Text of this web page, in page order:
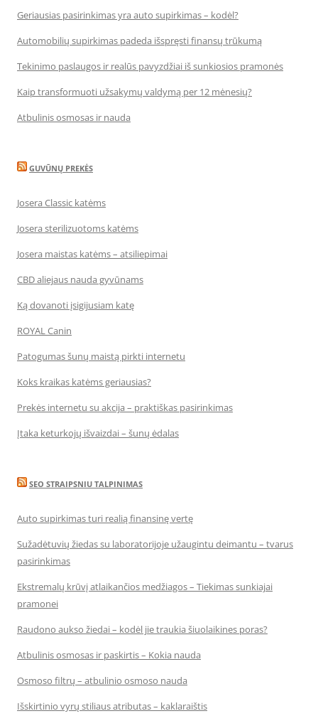
Geriausias pasirinkimas yra auto supirkimas – kodėl?
Automobilių supirkimas padeda išspręsti finansų trūkumą
Tekinimo paslaugos ir realūs pavyzdžiai iš sunkiosios pramonės
Kaip transformuoti užsakymų valdymą per 12 mėnesių?
Atbulinis osmosas ir nauda
GUVŪNŲ PREKĖS
Josera Classic katėms
Josera sterilizuotoms katėms
Josera maistas katėms – atsiliepimai
CBD aliejaus nauda gyvūnams
Ką dovanoti įsigijusiam katę
ROYAL Canin
Patogumas šunų maistą pirkti internetu
Koks kraikas katėms geriausias?
Prekės internetu su akcija – praktiškas pasirinkimas
Įtaka keturkojų išvaizdai – šunų ėdalas
SEO STRAIPSNIU TALPINIMAS
Auto supirkimas turi realią finansinę vertę
Sužadėtuvių žiedas su laboratorijoje užaugintu deimantu – tvarus
pasirinkimas
Ekstremalų krūvį atlaikančios medžiagos – Tiekimas sunkiajai
pramonei
Raudono aukso žiedai – kodėl jie traukia šiuolaikines poras?
Atbulinis osmosas ir paskirtis – Kokia nauda
Osmoso filtrų – atbulinio osmoso nauda
Išskirtinio vyrų stiliaus atributas – kaklaraištis